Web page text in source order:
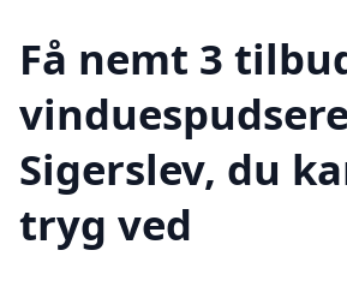
Få nemt 3
Sigerslev, du
tryg ved